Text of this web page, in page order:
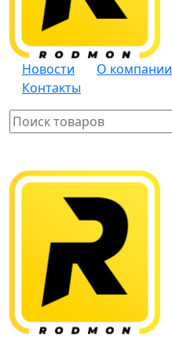
Новости
О компании
Контакты